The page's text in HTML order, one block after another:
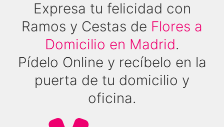
Expresa tu felicidad con
Ramos y Cestas de Flores a
Domicilio en Madrid.
Pídelo Online y recíbelo en la
puerta de tu domicilio y
oficina.